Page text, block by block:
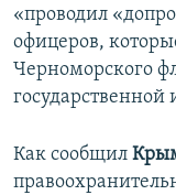
«проводил
офицеров,
Черноморского
государственной
Как сообщил